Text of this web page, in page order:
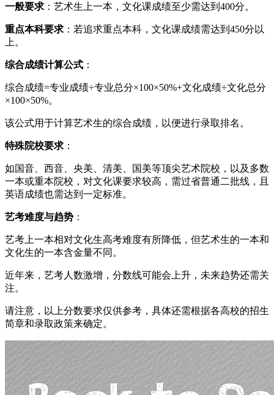
一般要求 ：艺术生上一本，文化课成绩至少需达到400分。
重点本科要求 ：若追求重点本科，文化课成绩需达到450分以
上。
综合成绩计算公式 ：
综合成绩=专业成绩÷专业总分×100×50%+文化成绩÷文化总分
×100×50%。
该公式用于计算艺术生的综合成绩，以便进行录取排名。
特殊院校要求 ：
如国音、西音、央美、清美、国美等顶尖艺术院校，以及多数
一本或重本院校，对文化课要求较高，需过省普通二批线，且
英语成绩也需达到一定标准。
艺考难度与趋势 ：
艺考上一本相对文化生高考难度有所降低，但艺术生的一本和
文化生的一本含金量不同。
近年来，艺考人数激增，分数线可能会上升，未来趋势还需关
注。
请注意，以上分数要求仅供参考，具体还需根据各高校的招生
简章和录取政策来确定。